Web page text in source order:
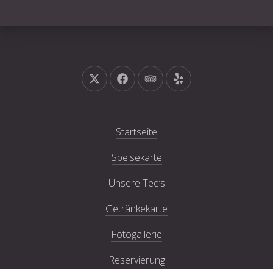
Neues Fenster
Neues Fenster
Neues FensterNeues Fenster
Startseite
Speisekarte
Unsere Tee’s
Getränkekarte
Fotogallerie
Reservierung